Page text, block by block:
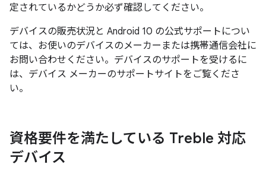
定されているかどうか必ず確認してください。
デバイスの販売状況と Android 10 の公式サポートについ
ては、お使いのデバイスのメーカーまたは携帯通信会社に
お問い合わせください。デバイスのサポートを受けるに
は、デバイス メーカーのサポートサイトをご覧くださ
い。
資格要件を満たしている Treble 対応
デバイス